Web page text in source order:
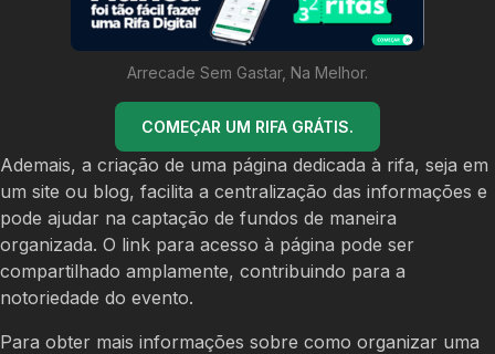
Arrecade Sem Gastar, Na Melhor.
COMEÇAR UM RIFA GRÁTIS.
Ademais, a criação de uma página dedicada à rifa, seja em
um site ou blog, facilita a centralização das informações e
pode ajudar na captação de fundos de maneira
organizada. O link para acesso à página pode ser
compartilhado amplamente, contribuindo para a
notoriedade do evento.
Para obter mais informações sobre como organizar uma